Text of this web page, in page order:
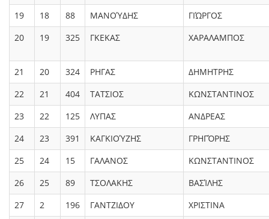
19
18 88 ΜΑΝΟΎΔΗΣ
ΓΙΏΡΓΟΣ
20
19 325 ΓΚΕΚΑΣ ΧΑΡΑΛΑΜΠΟΣ
21 20 324 ΡΗΓΑΣ
ΔΗΜΗΤΡΗΣ
22
21 404 ΤΑΤΣΙΟΣ
ΚΩΝΣΤΑΝΤΙΝΟΣ
23
22 125 ΛΥΠΑΣ
ΑΝΔΡΕΑΣ
24
23 391 ΚΑΓΚΙΟΎΖΗΣ
ΓΡΗΓΌΡΗΣ
25
24 15 ΓΑΛΑΝΟΣ
ΚΩΝΣΤΑΝΤΙΝΟΣ
26
25 89 ΤΣΟΛΑΚΗΣ
ΒΑΣΊΛΗΣ
27
2 196 ΓΑΝΤΖΙΔΟΥ
ΧΡΙΣΤΙΝΑ